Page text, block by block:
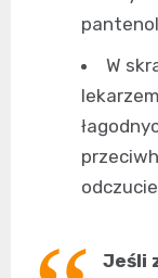
W
Jeśli